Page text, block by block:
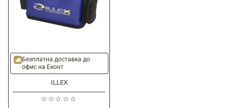
-15%
Безплатна доставка до
офис на Еконт
ILLEX